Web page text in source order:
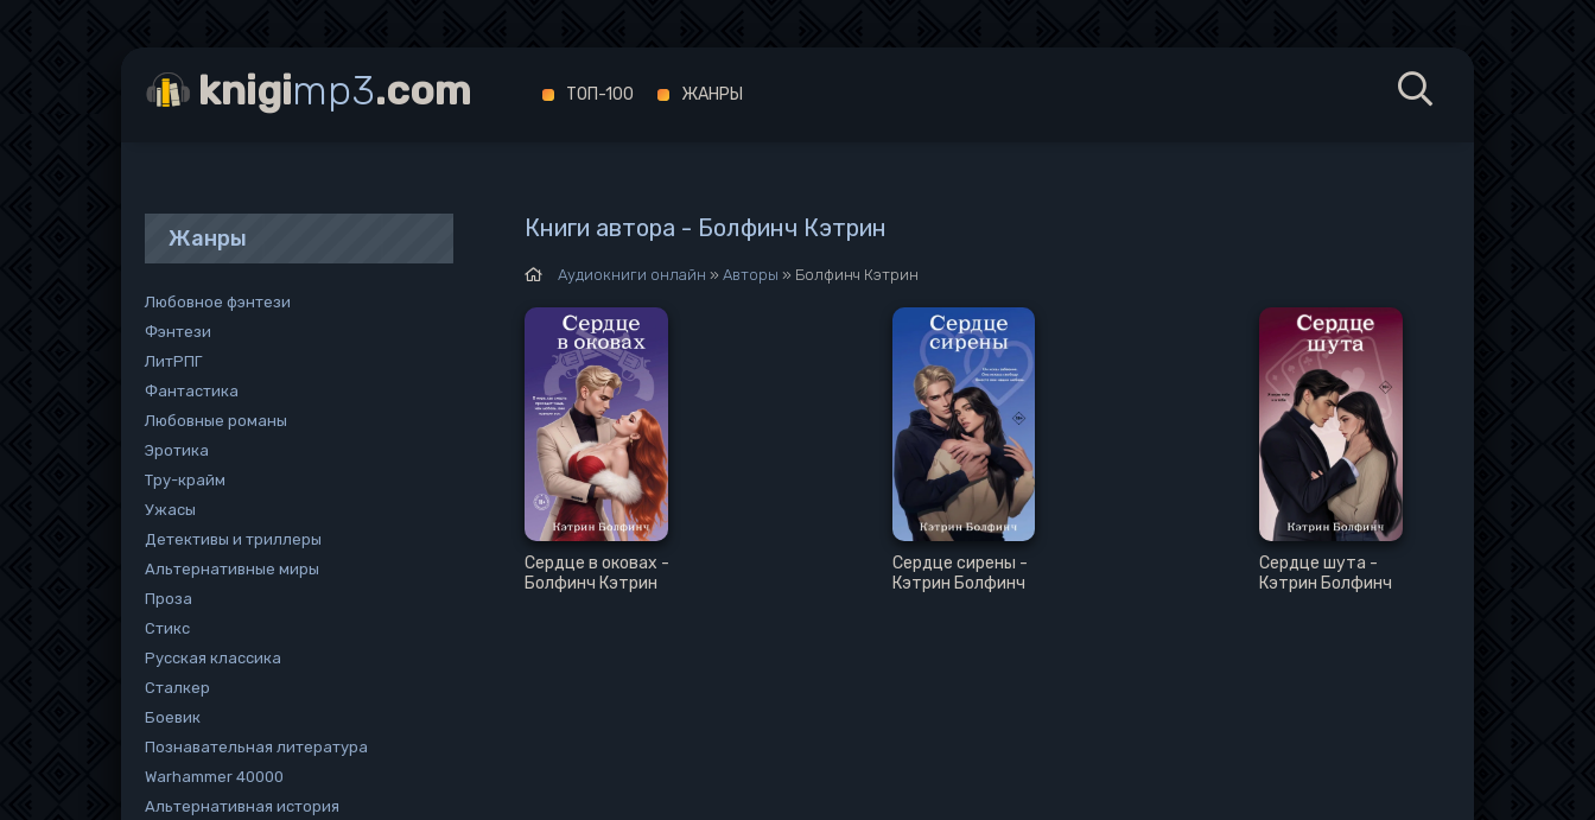
Книги автора - Болфинч Кэтрин
Аудиокниги онлайн » Авторы » Болфинч Кэтрин
Сердце в оковах -
Болфинч Кэтрин
Сердце сирены -
Кэтрин Болфинч
Сердце шута -
Кэтрин Болфинч
Жанры
Любовное фэнтези
Фэнтези
ЛитРПГ
Фантастика
Любовные романы
Эротика
Тру-крайм
Ужасы
Детективы и триллеры
Альтернативные миры
Проза
Стикс
Русская классика
Сталкер
Боевик
Познавательная литература
Warhammer 40000
Альтернативная история
knigimp3.com ТОП-100 ЖАНРЫ